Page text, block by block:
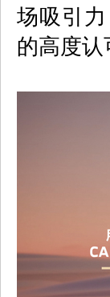
场吸引
的高度认